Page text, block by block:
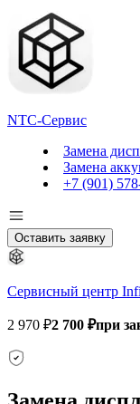
NTC-Сервис
Замена
Замена
+7 (901)
Оставить заявку
Сервисный центр
2 970 ₽2 700 ₽при